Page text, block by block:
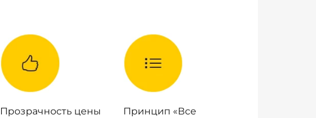
Прозрачность цены
Принцип «Все